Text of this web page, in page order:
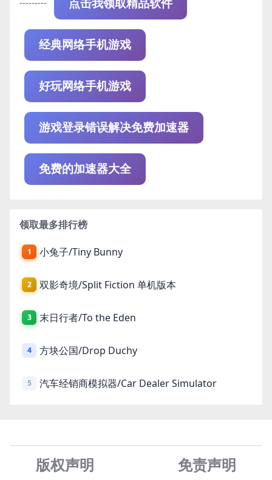
--------- 点击我领取精品软件
经典网络手机游戏
好玩网络手机游戏
游戏登录错误解决免费加速器
免费的加速器大全
领取最多排行榜
1 小兔子/Tiny Bunny
2 双影奇境/Split Fiction 单机版本
3 末日行者/To the Eden
4 方块公国/Drop Duchy
5 汽车经销商模拟器/Car Dealer Simulator
版权声明 免责声明